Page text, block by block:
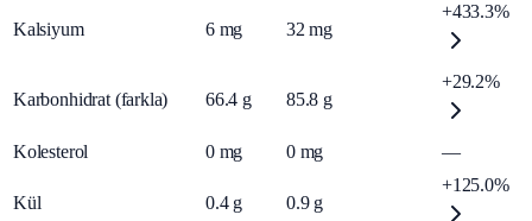
Kalsiyum 6 mg 32 mg
+433.3%
Karbonhidrat (farkla) 66.4 g 85.8 g
+29.2%
Kolesterol 0 mg 0 mg —
Kül 0.4 g 0.9 g
+125.0%